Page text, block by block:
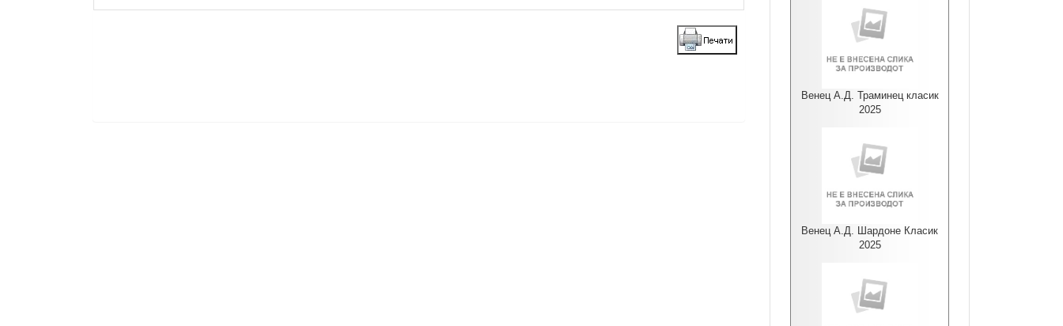
Венец А.Д. Траминец класик
2025
Венец А.Д. Шардоне Класик
2025